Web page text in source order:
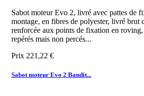
Sabot moteur Evo 2, livré avec pattes de
montage, en fibres de polyester, livré brut
renforcée aux points de fixation en
repérés mais non percés...
Prix 221,22 €
Sabot moteur Evo 2 Bandit...